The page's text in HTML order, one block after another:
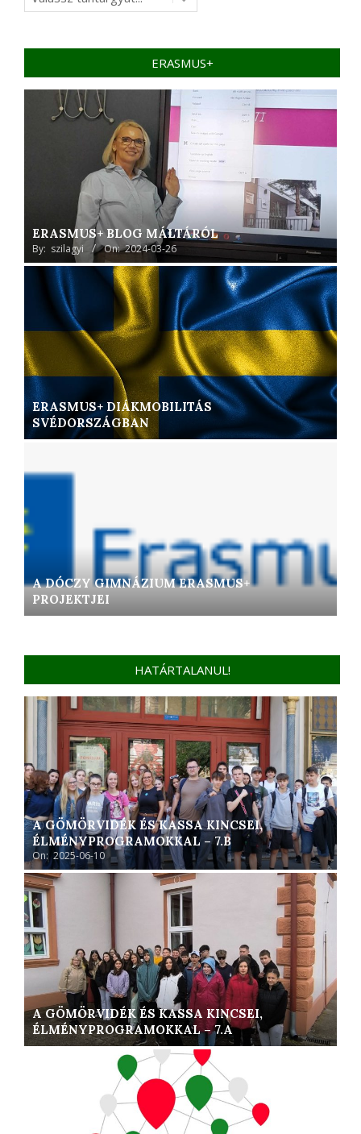
ERASMUS+
ERASMUS+ BLOG MÁLTÁRÓL
By: szilagyi On: 2024-03-26
ERASMUS+ DIÁKMOBILITÁS
SVÉDORSZÁGBAN
A DÓCZY GIMNÁZIUM ERASMUS+
PROJEKTJEI
HATÁRTALANUL!
A GÖMÖRVIDÉK ÉS KASSA KINCSEI,
ÉLMÉNYPROGRAMOKKAL – 7.B
On: 2025-06-10
A GÖMÖRVIDÉK ÉS KASSA KINCSEI,
ÉLMÉNYPROGRAMOKKAL – 7.A